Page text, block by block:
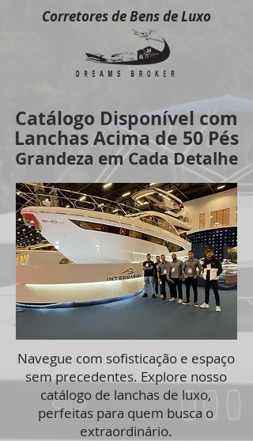
Corretores de Bens de Luxo
Catálogo Disponível com
Lanchas Acima de 50 Pés
Grandeza em Cada Detalhe
Navegue com sofisticação e espaço
sem precedentes. Explore nosso
catálogo de lanchas de luxo,
perfeitas para quem busca o
extraordinário.